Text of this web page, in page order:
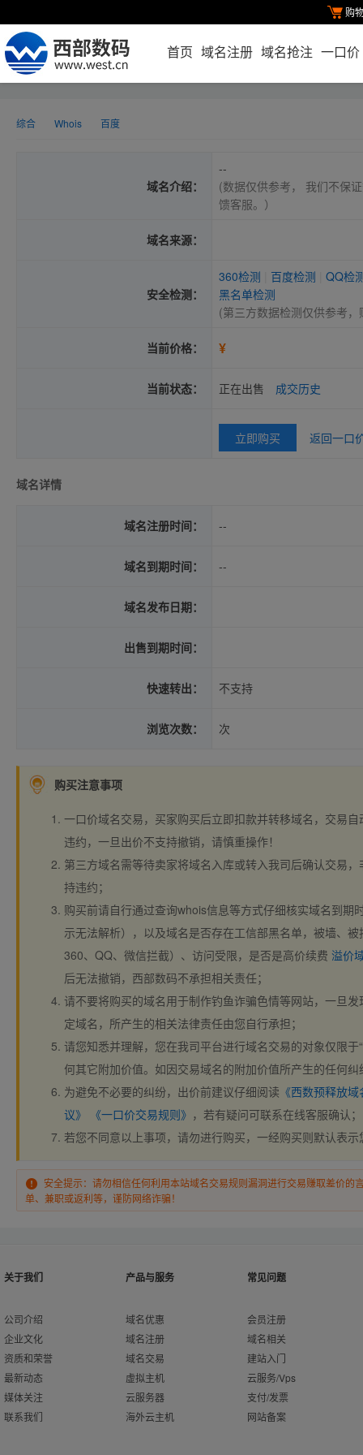
购
首页 域名注册 域名抢注 一口价
综合 Whois 百度
域名介绍：
--
(数据仅供参考， 我们不保
馈客服。）
域名来源：
安全检测：
360检测 百度检测
QQ检
黑名单检测
(第三方数据检测仅供参考
当前价格： ¥
当前状态： 正在出售 成交历史
立即购买 返回一口
域名详情
域名注册时间： --
域名到期时间： --
域名发布日期：
出售到期时间：
快速转出： 不支持
浏览次数： 次
购买注意事项
一口价域名交易，买家购买后立即扣款并转移域名，交易
违约，一旦出价不支持撤销，请慎重操作！
第三方域名需等待卖家将域名入库或转入我司后确认交易
持违约；
购买前请自行通过查询whois信息等方式仔细核实域名到期
示无法解析），以及域名是否存在工信部黑名单，被墙、
360、QQ、微信拦截）、访问受限，是否是高价续费 溢价
后无法撤销，西部数码不承担相关责任；
请不要将购买的域名用于制作钓鱼诈骗色情等网站，一旦
定域名，所产生的相关法律责任由您自行承担；
请您知悉并理解，您在我司平台进行域名交易的对象仅限于
何其它附加价值。如因交易域名的附加价值所产生的任何
为避免不必要的纠纷，出价前建议仔细阅读 《西数预释放
议》
《一口价交易规则》 ，若有疑问可联系在线客服确认；
若您不同意以上事项，请勿进行购买，一经购买则默认表
安全提示：请勿相信任何利用本站域名交易规则漏洞进行交易赚取差价的
单、兼职或返利等，谨防网络诈骗！
关于我们
公司介绍
企业文化
资质和荣誉
最新动态
媒体关注
联系我们
产品与服务
域名优惠
域名注册
域名交易
虚拟主机
云服务器
海外云主机
常见问题
会员注册
域名相关
建站入门
云服务/Vps
支付/发票
网站备案